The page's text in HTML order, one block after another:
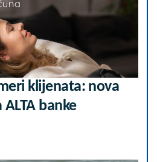
klijenata: nova
banke